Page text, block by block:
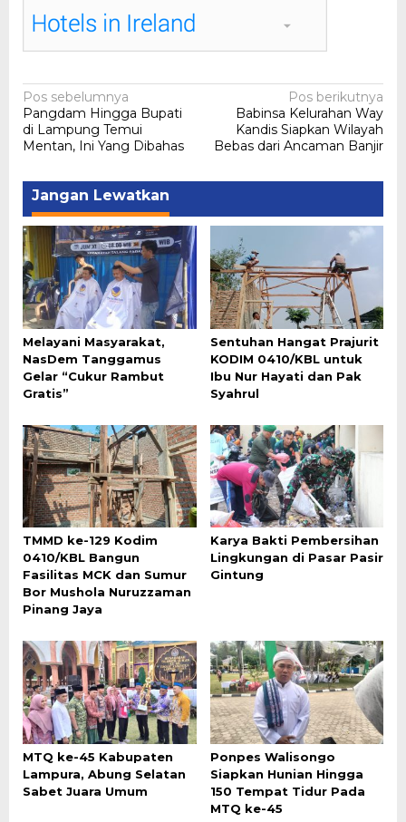
Navigasi
pos
Pos sebelumnya
Pangdam Hingga Bupati
di Lampung Temui
Mentan, Ini Yang Dibahas
Pos berikutnya
Babinsa Kelurahan Way
Kandis Siapkan Wilayah
Bebas dari Ancaman Banjir
Jangan Lewatkan
Melayani Masyarakat,
NasDem Tanggamus
Gelar “Cukur Rambut
Gratis”
Sentuhan Hangat Prajurit
KODIM 0410/KBL untuk
Ibu Nur Hayati dan Pak
Syahrul
TMMD ke-129 Kodim
0410/KBL Bangun
Fasilitas MCK dan Sumur
Bor Mushola Nuruzzaman
Pinang Jaya
Karya Bakti Pembersihan
Lingkungan di Pasar Pasir
Gintung
MTQ ke-45 Kabupaten
Lampura, Abung Selatan
Sabet Juara Umum
Ponpes Walisongo
Siapkan Hunian Hingga
150 Tempat Tidur Pada
MTQ ke-45